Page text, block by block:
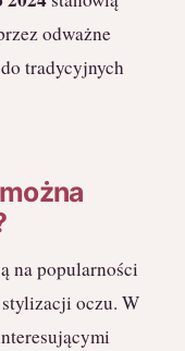
odważne
tradycyjnych
na popularności
oczu. W